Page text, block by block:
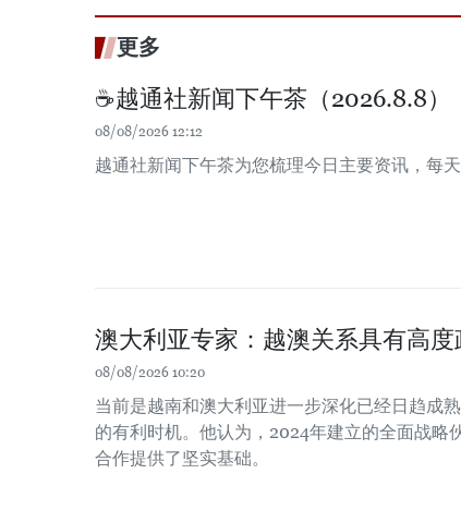
更多
☕️越通社新闻下午茶（2026.8.8）
08/08/2026 12:12
越通社新闻下午茶为您梳理今日主要资讯，每
澳大利亚专家：越澳关系具有高
08/08/2026 10:20
当前是越南和澳大利亚进一步深化已经日趋成
的有利时机。他认为，2024年建立的全面战略
合作提供了坚实基础。